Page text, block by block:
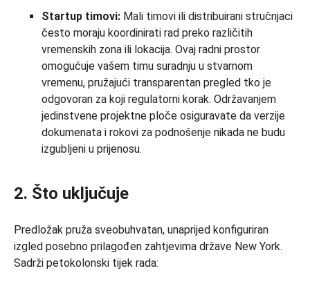
Startup timovi: Mali timovi ili distribuirani stručnjaci
često moraju koordinirati rad preko različitih
vremenskih zona ili lokacija. Ovaj radni prostor
omogućuje vašem timu suradnju u stvarnom
vremenu, pružajući transparentan pregled tko je
odgovoran za koji regulatorni korak. Održavanjem
jedinstvene projektne ploče osiguravate da verzije
dokumenata i rokovi za podnošenje nikada ne budu
izgubljeni u prijenosu.
2. Što uključuje
Predložak pruža sveobuhvatan, unaprijed konfiguriran
izgled posebno prilagođen zahtjevima države New York.
Sadrži petokolonski tijek rada: